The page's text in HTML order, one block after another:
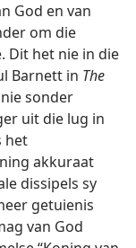
God en van
om die
Dit het nie in die
Barnett in The
sonder
uit die lug in
het
akkuraat
dissipels sy
getuienis
van God